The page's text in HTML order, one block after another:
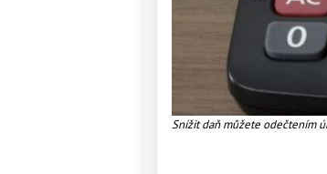
Snížit daň můžete odečtením